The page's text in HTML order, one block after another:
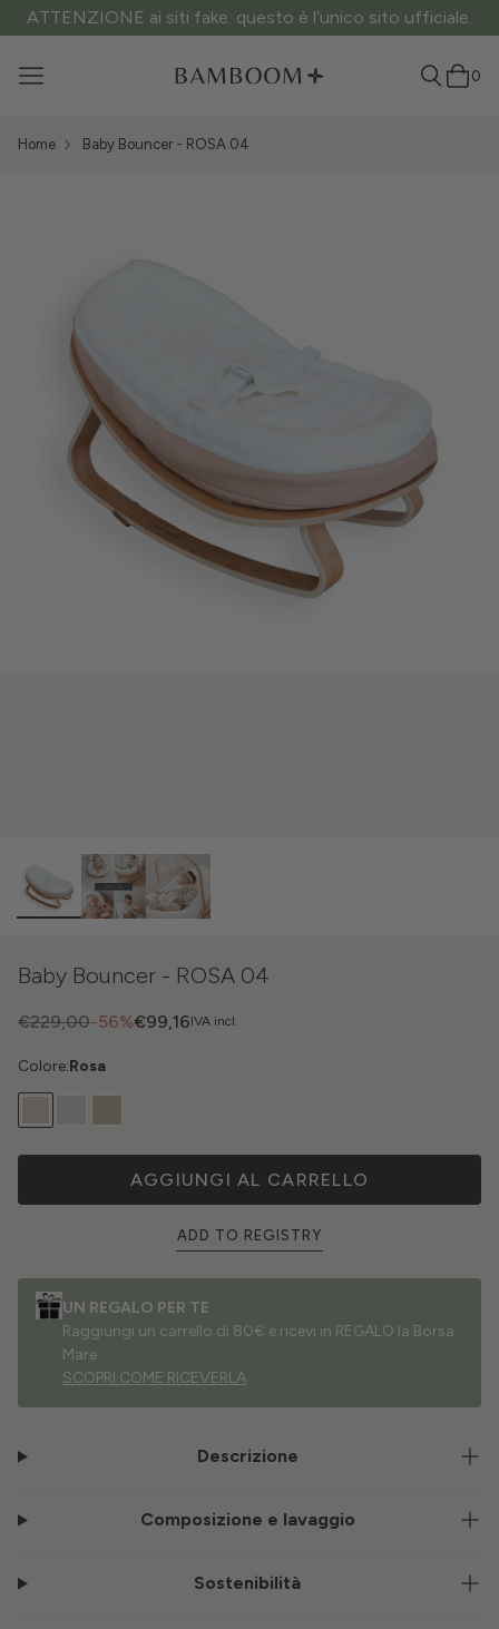
ATTENZIONE ai siti fake: questo è l’unico sito ufficiale.
0
Home Baby Bouncer - ROSA 04
Baby Bouncer - ROSA 04
IVA incl.
-56%
€229,00 €99,16
Colore:Rosa
AGGIUNGI AL CARRELLO
ADD TO REGISTRY
UN REGALO PER TE
Raggiungi un carrello di 80€ e ricevi in REGALO la Borsa
Mare.
SCOPRI COME RICEVERLA
Descrizione
Composizione e lavaggio
Sostenibilità